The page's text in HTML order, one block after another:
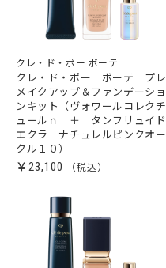
クレ・ド・ポー ボーテ
クレ・ド・ポー ボーテ プレ
メイクアップ＆ファンデーショ
ンキット（ヴォワールコレクチ
ュールｎ ＋ タンフリュイド
エクラ ナチュレルピンクオー
クル１０）
￥23,100